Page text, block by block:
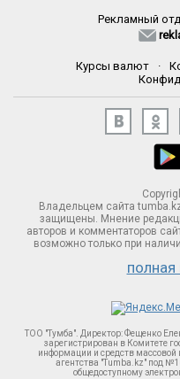
Рекламный
Курсы валют ·
Владельцем сайта
защищены. Мнение
авторов и комментаторов
возможно только при
полная
ТОО "Тумба". Директор: Фещенко
зарегистрирован в Комитете
информации и средств
агентства "Tumba.kz" под
общедоступному